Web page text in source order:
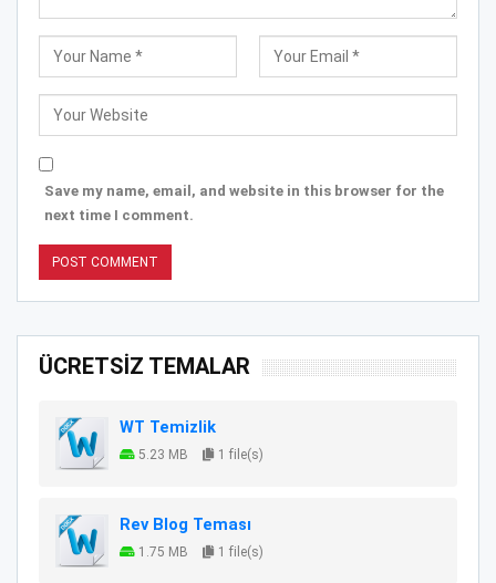
Save my name, email, and website in this browser for the
next time I comment.
ÜCRETSİZ TEMALAR
WT Temizlik
5.23 MB 1 file(s)
Rev Blog Teması
1.75 MB 1 file(s)